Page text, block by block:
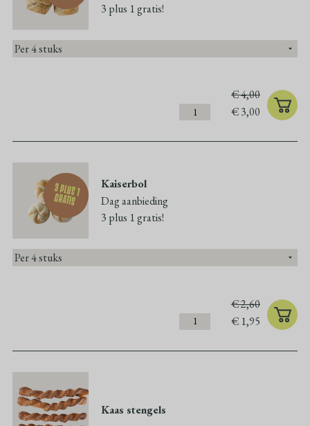
3 plus 1 gratis!
€4,00
€3,00
3 plus 1
gratis
Kaiserbol
Dag aanbieding
3 plus 1 gratis!
€2,60
€ 1,95
Kaas stengels